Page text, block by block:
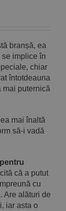
branșă, ea
implice în
chiar
întotdeauna
mai puternică
mai înaltă
să-i vadă
că a putut
cu
Are alături de
iar asta o